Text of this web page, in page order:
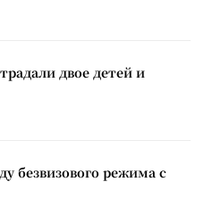
двое детей и
безвизового режима с